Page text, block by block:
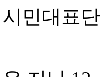
민대표